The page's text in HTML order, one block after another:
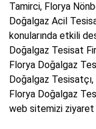
Tamirci, Florya
Doğalgaz Acil
konularında etkili
Doğalgaz Tesisat
Florya Doğalgaz
Doğalgaz
Florya Doğalgaz
web sitemizi ziyaret